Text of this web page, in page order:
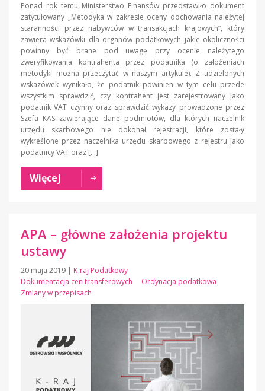
Ponad rok temu Ministerstwo Finansów przedstawiło dokument
zatytułowany „Metodyka w zakresie oceny dochowania należytej
staranności przez nabywców w transakcjach krajowych”, który
zawiera wskazówki dla organów podatkowych jakie okoliczności
powinny być brane pod uwagę przy ocenie należytego
zweryfikowania kontrahenta przez podatnika (o założeniach
metodyki można przeczytać w naszym artykule). Z udzielonych
wskazówek wynikało, że podatnik powinien w tym celu przede
wszystkim sprawdzić, czy kontrahent jest zarejestrowany jako
podatnik VAT czynny oraz sprawdzić wykazy prowadzone przez
Szefa KAS zawierające dane podmiotów, dla których naczelnik
urzędu skarbowego nie dokonał rejestracji, które zostały
wykreślone przez naczelnika urzędu skarbowego z rejestru jako
podatnicy VAT oraz […]
Więcej
APA – główne założenia projektu
ustawy
20 maja 2019 | K-raj Podatkowy
Dokumentacja cen transferowych
Ordynacja podatkowa
Zmiany w przepisach